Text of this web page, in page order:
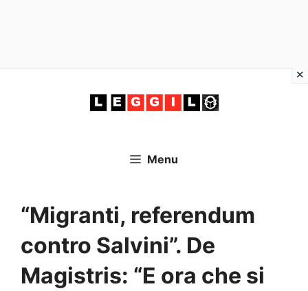
Menu
“Migranti, referendum
contro Salvini”. De
Magistris: “E ora che si